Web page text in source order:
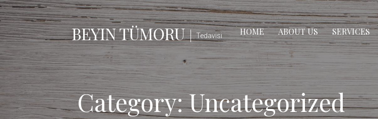
Skip
to
content
BEYIN TÜMORU Tedavisi HOME ABOUT US SERVICES
Category: Uncategorized